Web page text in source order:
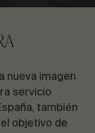
nueva imagen
servicio
también
objetivo de